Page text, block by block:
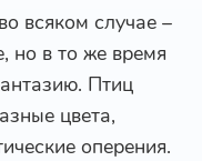
всяком случае –
но в то же время
Птиц
цвета,
оперения.